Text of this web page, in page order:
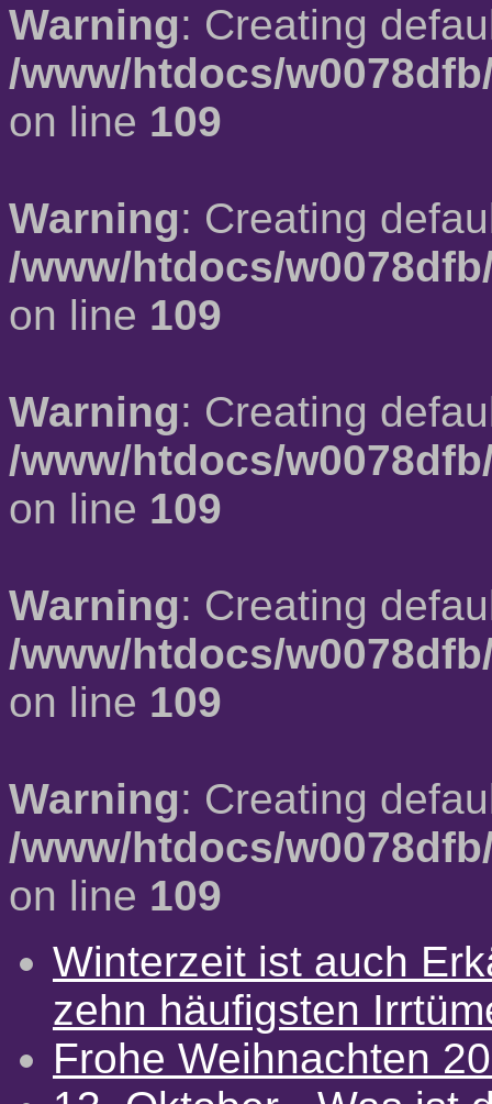
Warning: Creating
/www/htdocs/
on line 109
Warning: Creating
/www/htdocs/
on line 109
Warning: Creating
/www/htdocs/
on line 109
Warning: Creating
/www/htdocs/
on line 109
Warning: Creating
/www/htdocs/
on line 109
Winterzeit ist auch
zehn häufigsten
Frohe Weihnachten